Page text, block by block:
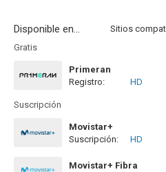
Disponible en...
Gratis
Primeran
Registro:
HD
Suscripción
Movistar+
Disponible hasta el Jue,
Suscripción: HD
Movistar+ Fibra